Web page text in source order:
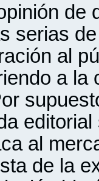
de
serias
al
a la
al
de la